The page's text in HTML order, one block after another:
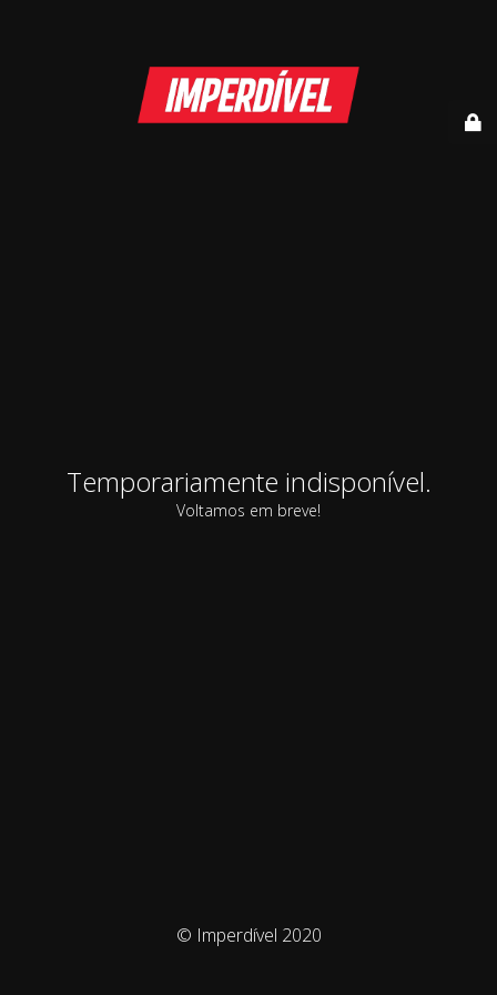
Temporariamente indisponível.
Voltamos em breve!
© Imperdível 2020